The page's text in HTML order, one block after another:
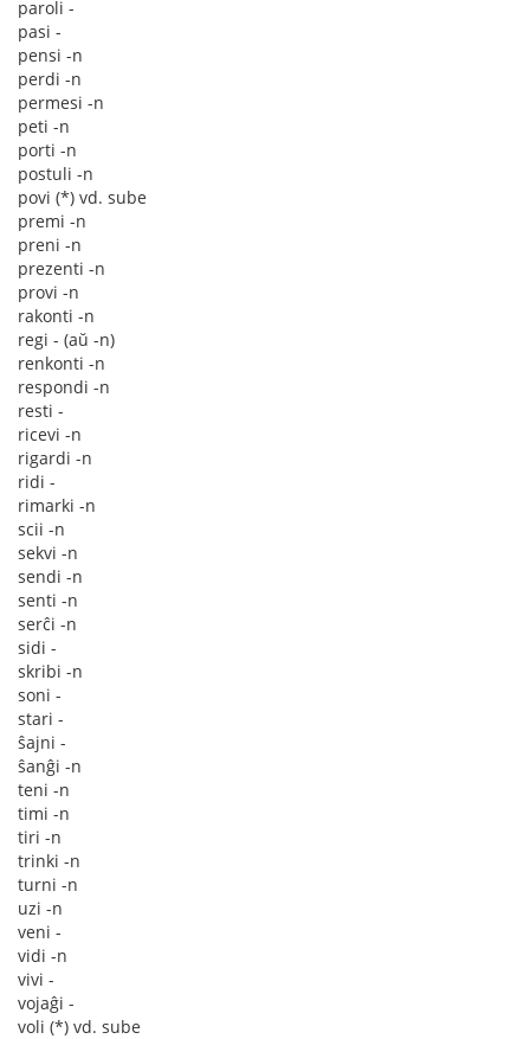
paroli -
pasi -
pensi -n
perdi -n
permesi -n
peti -n
porti -n
postuli -n
povi (*) vd. sube
premi -n
preni -n
prezenti -n
provi -n
rakonti -n
regi - (aŭ -n)
renkonti -n
respondi -n
resti -
ricevi -n
rigardi -n
ridi -
rimarki -n
scii -n
sekvi -n
sendi -n
senti -n
serĉi -n
sidi -
skribi -n
soni -
stari -
ŝajni -
ŝanĝi -n
teni -n
timi -n
tiri -n
trinki -n
turni -n
uzi -n
veni -
vidi -n
vivi -
vojaĝi -
voli (*) vd. sube